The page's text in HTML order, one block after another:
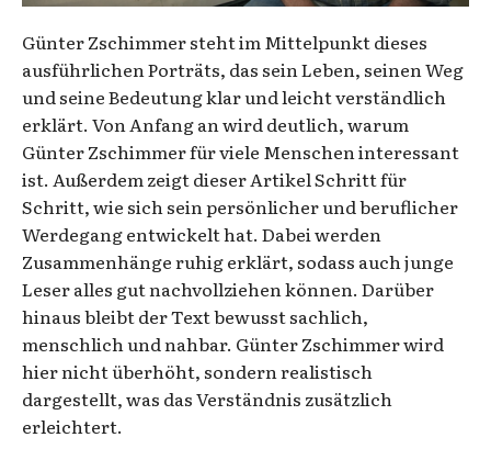
Günter Zschimmer steht im Mittelpunkt dieses
ausführlichen Porträts, das sein Leben, seinen Weg
und seine Bedeutung klar und leicht verständlich
erklärt. Von Anfang an wird deutlich, warum
Günter Zschimmer für viele Menschen interessant
ist. Außerdem zeigt dieser Artikel Schritt für
Schritt, wie sich sein persönlicher und beruflicher
Werdegang entwickelt hat. Dabei werden
Zusammenhänge ruhig erklärt, sodass auch junge
Leser alles gut nachvollziehen können. Darüber
hinaus bleibt der Text bewusst sachlich,
menschlich und nahbar. Günter Zschimmer wird
hier nicht überhöht, sondern realistisch
dargestellt, was das Verständnis zusätzlich
erleichtert.